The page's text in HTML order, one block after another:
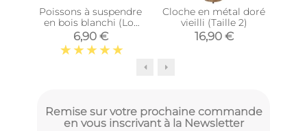
Poissons à suspendre
en bois blanchi (Lot
de 5)
6,90 €
Cloche en métal doré
vieilli (Taille 2)
16,90 €
Remise sur votre prochaine commande
en vous inscrivant à la Newsletter